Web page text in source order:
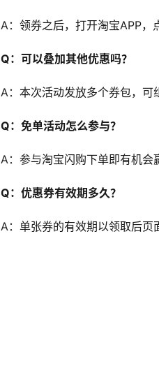
A：领券之后，打开淘宝APP，
Q：可以叠加其他优惠吗？
A：本次活动发放多个券包，可
Q：免单活动怎么参与？
A：参与淘宝闪购下单即有机会
Q：优惠券有效期多久？
A：单张券的有效期以领取后页